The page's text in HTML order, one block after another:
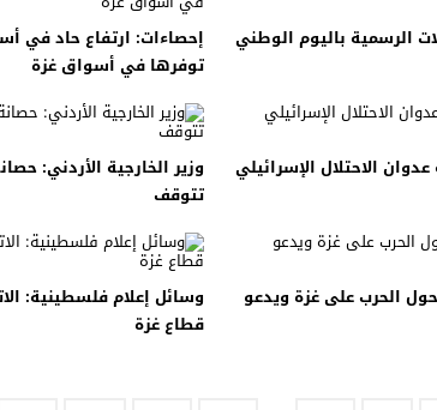
الكويت: وفاة عامل نتيجة عدوان إيراني استهدف شركة صينية
بالصور: إسبانيا تلغي حالة الطوارئ الوطنية
اليويفا يعقد اجتماعا طارئا لبحث خطة الفيفا لبيع حصة في كيان
ب الأمن والقضاء – في الصورة: إحباط عمليتين لتهريب مادة
أربعة مهاجرين غير شرعيين أثناء محاولتهم عبور القناة
الاقتصاد السعودي للمرة الأولى منذ عامين ونصف
الرسمية باليوم الوطني
إحصاءات: ارتفاع حاد في
توفرها في أسواق غزة
الاحتلال الإسرائيلي
وزير الخارجية الأردني:
تتوقف
الحرب على غزة ويدعو
وسائل إعلام فلسطينية:
قطاع غزة